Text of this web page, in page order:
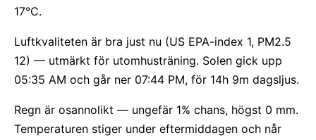
17°C.
Luftkvaliteten är bra just nu (US EPA-index 1, PM2.5
12) — utmärkt för utomhusträning. Solen gick upp
05:35 AM och går ner 07:44 PM, för 14h 9m dagsljus.
Regn är osannolikt — ungefär 1% chans, högst 0 mm.
Temperaturen stiger under eftermiddagen och når